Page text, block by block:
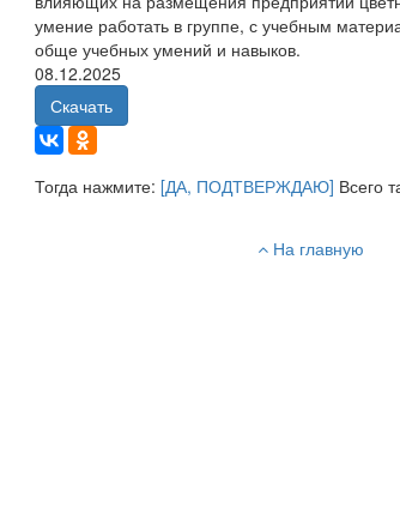
умение работать в группе, с учебным
обще учебных умений и навыков.
08.12.2025
Скачать
Тогда нажмите: [ДА, ПОДТВЕРЖДАЮ] Всего
На главную